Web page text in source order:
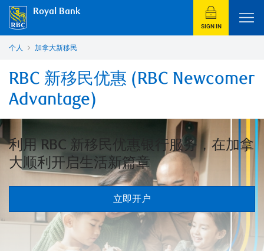
Royal Bank
SIGN IN
个人 加拿大新移民
RBC 新移民优惠 (RBC Newcomer
Advantage)
利用 RBC 新移民优惠银行服务，在加拿
大顺利开启生活新篇章
立即开户